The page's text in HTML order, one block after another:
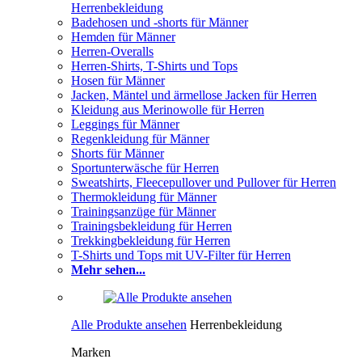
Herrenbekleidung
Badehosen und -shorts für Männer
Hemden für Männer
Herren-Overalls
Herren-Shirts, T-Shirts und Tops
Hosen für Männer
Jacken, Mäntel und ärmellose Jacken für Herren
Kleidung aus Merinowolle für Herren
Leggings für Männer
Regenkleidung für Männer
Shorts für Männer
Sportunterwäsche für Herren
Sweatshirts, Fleecepullover und Pullover für Herren
Thermokleidung für Männer
Trainingsanzüge für Männer
Trainingsbekleidung für Herren
Trekkingbekleidung für Herren
T-Shirts und Tops mit UV-Filter für Herren
Mehr sehen...
Alle Produkte ansehen Herrenbekleidung
Marken